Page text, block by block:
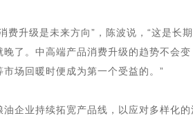
费升级是未来方向”，陈波说，“这是长
晚了。中高端产品消费升级的趋势不会
市场回暖时便成为第一个受益的。”
油企业持续拓宽产品线，以应对多样化